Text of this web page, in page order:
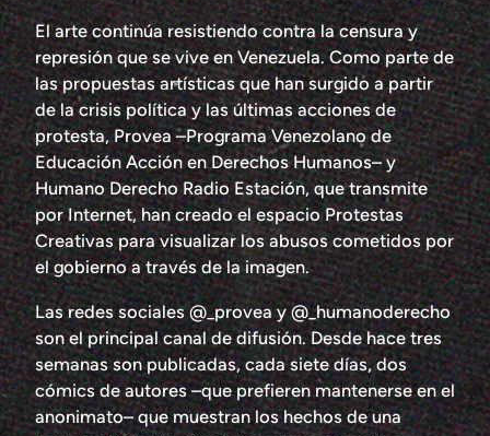
El arte continúa resistiendo contra la censura y
represión que se vive en Venezuela. Como parte de
las propuestas artísticas que han surgido a partir
de la crisis política y las últimas acciones de
protesta, Provea –Programa Venezolano de
Educación Acción en Derechos Humanos– y
Humano Derecho Radio Estación, que transmite
por Internet, han creado el espacio Protestas
Creativas para visualizar los abusos cometidos por
el gobierno a través de la imagen.
Las redes sociales @_provea y @_humanoderecho
son el principal canal de difusión. Desde hace tres
semanas son publicadas, cada siete días, dos
cómics de autores –que prefieren mantenerse en el
anonimato– que muestran los hechos de una